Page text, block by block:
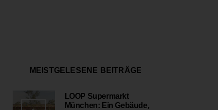
MEISTGELESENE BEITRÄGE
LOOP Supermarkt
München: Ein Gebäude,